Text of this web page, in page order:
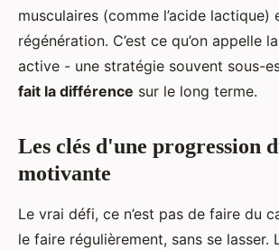
musculaires (comme l’acide lactique)
régénération. C’est ce qu’on appelle
active - une stratégie souvent sous-
fait la différence sur le long terme.
Les clés d'une progression
motivante
Le vrai défi, ce n’est pas de faire du
le faire régulièrement, sans se lasser.